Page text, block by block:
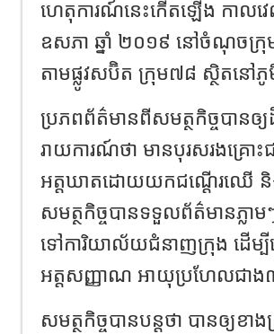
ហេតុការណ៍នេះកើតឡើង កាលវ
ឧសភា ឆ្នាំ ២០១៩ នៅចំណុចក្
តាមផ្លូវសប៊ិត ក្រុម៧៨ ស្ថិតនៅភូ
ប្រភពព័ត៌មានពីសមត្ថកិច្ចបានឲ្
រាយការណ៍ថា មានបុរសរងគ្រោះជ
អត្តឃាតដោយយកជណ្តើរឈើ និង
សមត្ថកិច្ចបានទទួលព័ត៌មានភ្ល
ទៅការិយាល័យជំនាញក្រុង ដើម្
អត្តសញ្ញាណ អាយុប្រហែលជាង៣
សមត្ថកិច្ចបានបន្តថា បានឲ្យខ